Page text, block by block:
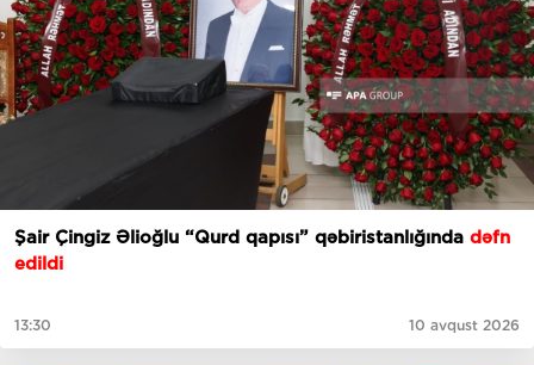
Şair Çingiz Əlioğlu “Qurd qapısı” qəbiristanlığında dəfn
edildi
13:30 10 avqust 2026